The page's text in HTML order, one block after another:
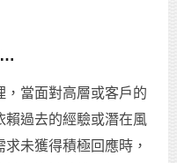
…
，當面對高層或客戶的
賴過去的經驗或潛在風
未獲得積極回應時，